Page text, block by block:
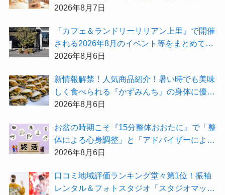
無料『”木の家”新潟工場見学会』のご予約も
2026年8月7日
『カフェ＆ランドリーリリアン上里』で開催
される2026年8月のイベント等をまとめてご
紹介！
2026年8月6日
新情報解禁！人気商品紹介！暑い時でも美味
しく食べられる『かずみんち』の身体に優し
い天然酵母手作り減塩パンを召し上がれ♪
2026年8月6日
お盆の時期こそ『15分整体おおたに』で「整
体による心身調整」と「アドバイザーによる
身辺整理の準備」をしてみませんか？
2026年8月6日
⼝コミ地域評価ランキング堂々第1位！振袖
レンタル＆フォトスタジオ「スタジオマック